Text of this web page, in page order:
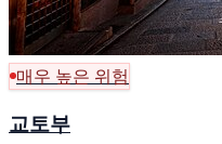
매우 높은 위험
교토부